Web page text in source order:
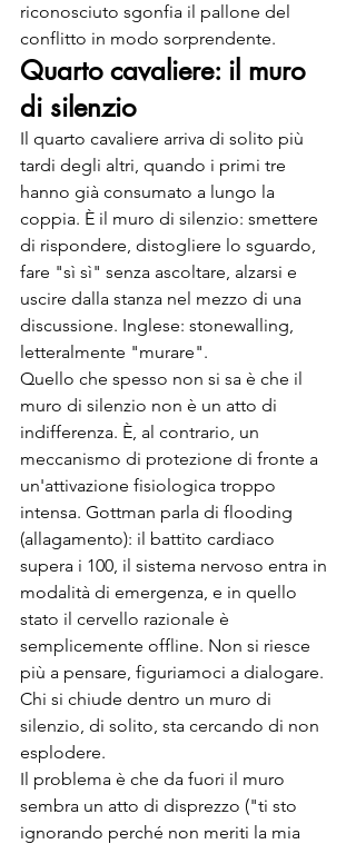
riconosciuto sgonfia il pallone del
conflitto in modo sorprendente.
Quarto cavaliere: il muro
di silenzio
Il quarto cavaliere arriva di solito più
tardi degli altri, quando i primi tre
hanno già consumato a lungo la
coppia. È il muro di silenzio: smettere
di rispondere, distogliere lo sguardo,
fare "sì sì" senza ascoltare, alzarsi e
uscire dalla stanza nel mezzo di una
discussione. Inglese: stonewalling,
letteralmente "murare".
Quello che spesso non si sa è che il
muro di silenzio non è un atto di
indifferenza. È, al contrario, un
meccanismo di protezione di fronte a
un'attivazione fisiologica troppo
intensa. Gottman parla di flooding
(allagamento): il battito cardiaco
supera i 100, il sistema nervoso entra in
modalità di emergenza, e in quello
stato il cervello razionale è
semplicemente offline. Non si riesce
più a pensare, figuriamoci a dialogare.
Chi si chiude dentro un muro di
silenzio, di solito, sta cercando di non
esplodere.
Il problema è che da fuori il muro
sembra un atto di disprezzo ("ti sto
ignorando perché non meriti la mia